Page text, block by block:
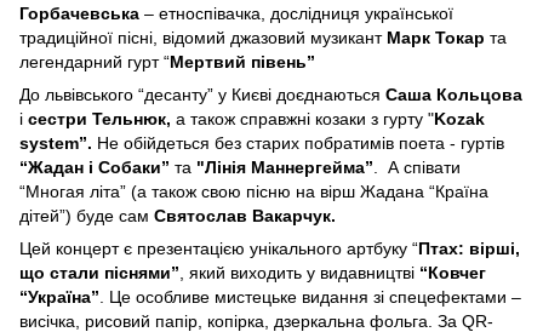
Горбачевська – етноспівачка, дослідниця української
традиційної пісні, відомий джазовий музикант Марк Токар та
легендарний гурт “Мертвий півень”
До львівського “десанту” у Києві доєднаються Саша Кольцова
і сестри Тельнюк, а також справжні козаки з гурту "Kozak
system”. Не обійдеться без старих побратимів поета - гуртів
“Жадан і Собаки” та "Лінія Маннергейма” . А співати
“Многая літа” (а також свою пісню на вірш Жадана “Країна
дітей”) буде сам Святослав Вакарчук.
Цей концерт є презентацією унікального артбуку “Птах: вірші,
що стали піснями” , який виходить у видавництві “Ковчег
“Україна” . Це особливе мистецьке видання зі спецефектами –
висічка, рисовий папір, копірка, дзеркальна фольга. За QR-